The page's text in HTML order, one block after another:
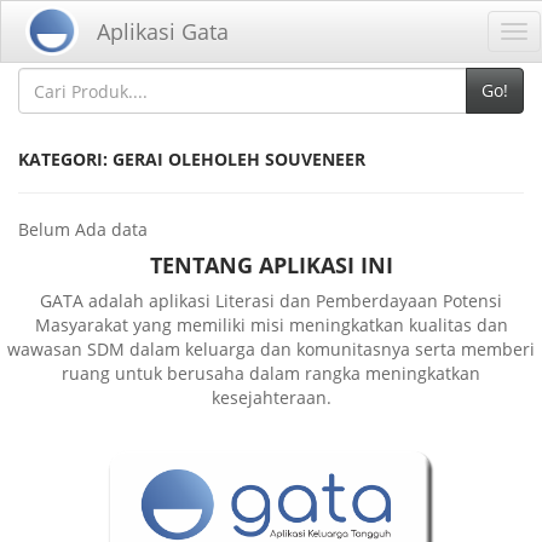
Aplikasi Gata
Home Kategori
Go!
KATEGORI: GERAI OLEHOLEH SOUVENEER
Belum Ada data
TENTANG APLIKASI INI
GATA adalah aplikasi Literasi dan Pemberdayaan Potensi
Masyarakat yang memiliki misi meningkatkan kualitas dan
wawasan SDM dalam keluarga dan komunitasnya serta memberi
ruang untuk berusaha dalam rangka meningkatkan
kesejahteraan.